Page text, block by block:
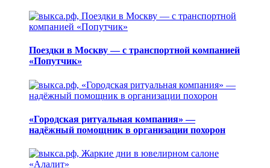
Поездки в Москву — с транспортной компанией
«Попутчик»
«Городская ритуальная компания» —
надёжный помощник в организации похорон